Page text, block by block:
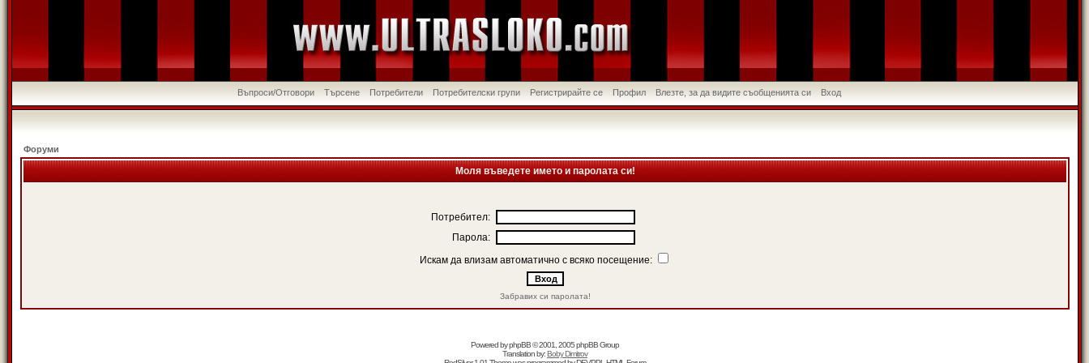
Въпроси/Отговори Търсене Потребители Потребителски групи Регистрирайте се Профил Влезте, за да видите съобщенията си Вход
Форуми
Моля въведете името и паролата си!
Потребител:
Парола:
Искам да влизам автоматично с всяко посещение:
Забравих си паролата!
Powered byphpBB© 2001, 2005 phpBB Group
Translation by:Boby Dimitrov